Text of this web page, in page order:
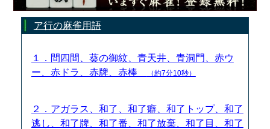
ア行の麻雀用語
１．間四間、葵の御紋、青天井、青洞門、赤ウ
ー、赤ドラ、赤牌、赤棒
（約7分10秒）
２．アガラス、和了、和了癖、和了トップ、和了
逃し、和了牌、和了番、和了放棄、和了目、和了